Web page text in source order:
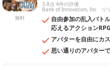
無料
3.8点 4件の評価
Bank of Innovation, Inc リ
自由参加の乱入バト
応えるアクションRPG
アバターを自由にカ
思い通りのアバター